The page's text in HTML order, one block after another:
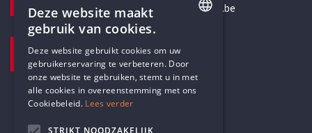
secretariaat@humanistischverbond.be
Pottenbrug 4
Antwerpen, 2000
DUTCH
Deze website maakt
gebruik van cookies.
Deze website gebruikt cookies om uw
gebruikerservaring te verbeteren. Door
onze website te gebruiken, stemt u in met
alle cookies in overeenstemming met ons
Cookiebeleid. Lees verder
STRIKT NOODZAKELIJK